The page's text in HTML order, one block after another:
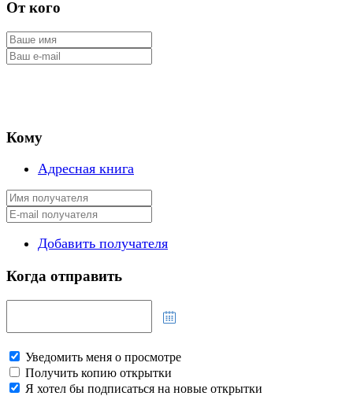
От кого
Кому
Адресная книга
Добавить получателя
Когда отправить
Уведомить меня о просмотре
Получить копию открытки
Я хотел бы подписаться на новые открытки